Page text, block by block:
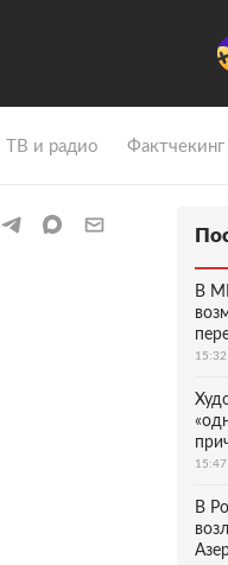
ТВ и радио Фактчекинг
В
15:32
15:47
В